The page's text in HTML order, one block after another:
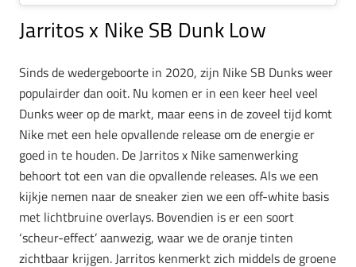
Jarritos x Nike SB Dunk Low
Sinds de wedergeboorte in 2020, zijn Nike SB Dunks weer
populairder dan ooit. Nu komen er in een keer heel veel
Dunks weer op de markt, maar eens in de zoveel tijd komt
Nike met een hele opvallende release om de energie er
goed in te houden. De Jarritos x Nike samenwerking
behoort tot een van die opvallende releases. Als we een
kijkje nemen naar de sneaker zien we een off-white basis
met lichtbruine overlays. Bovendien is er een soort
‘scheur-effect’ aanwezig, waar we de oranje tinten
zichtbaar krijgen. Jarritos kenmerkt zich middels de groene